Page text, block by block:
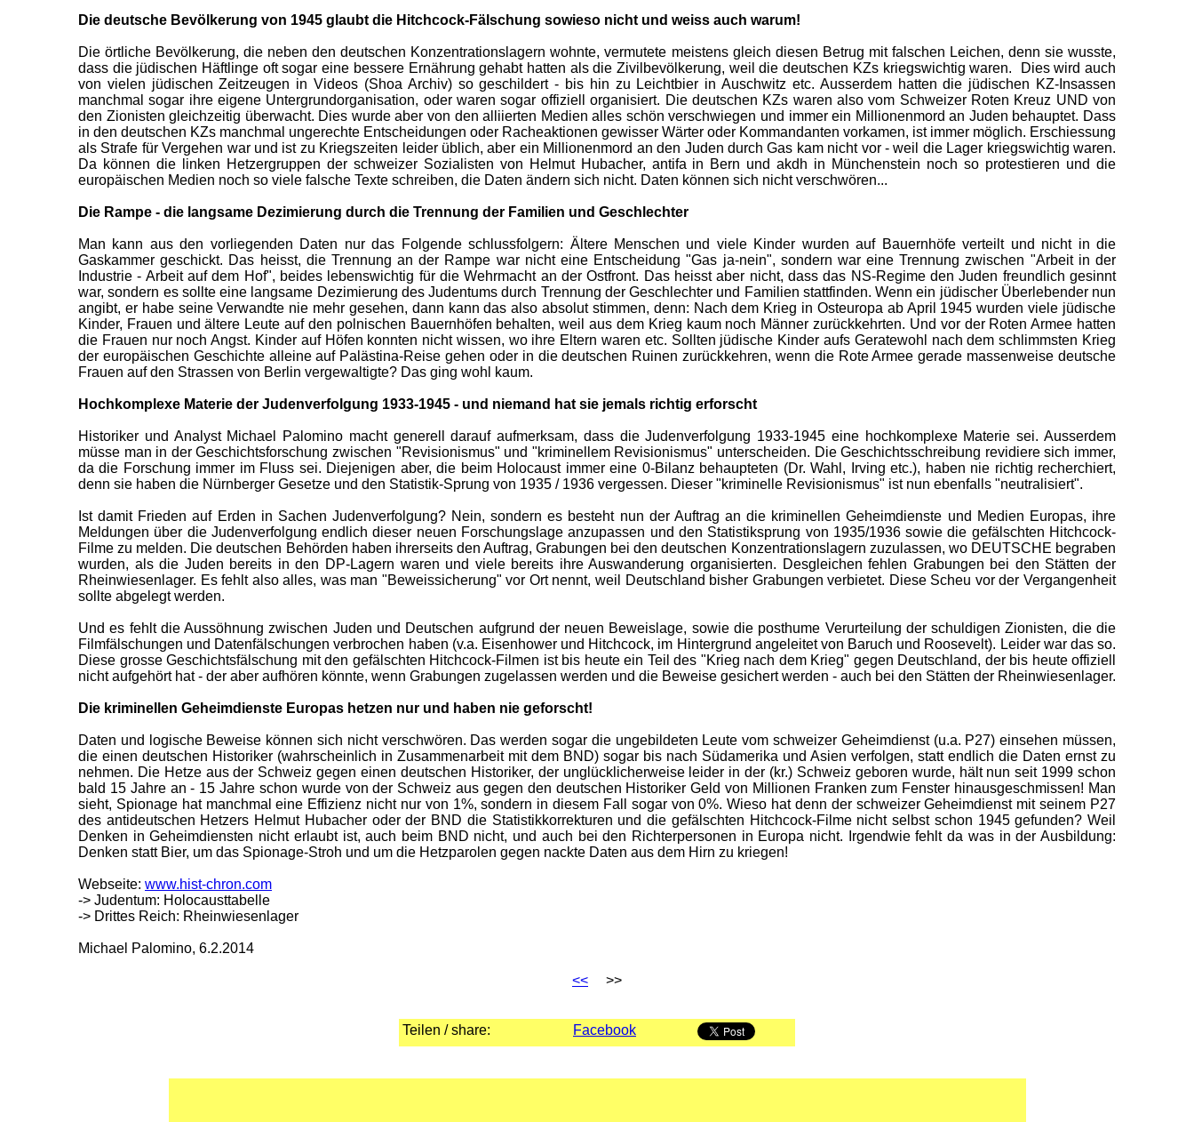
Die deutsche Bevölkerung von 1945 glaubt die Hitchcock-Fälschung sowieso nicht und weiss auch warum!
Die örtliche Bevölkerung, die neben den deutschen Konzentrationslagern wohnte, vermutete meistens gleich diesen Betrug mit falschen Leichen, denn sie wusste,
dass die jüdischen Häftlinge oft sogar eine bessere Ernährung gehabt hatten als die Zivilbevölkerung, weil die deutschen KZs kriegswichtig waren. Dies wird auch
von vielen jüdischen Zeitzeugen in Videos (Shoa Archiv) so geschildert - bis hin zu Leichtbier in Auschwitz etc. Ausserdem hatten die jüdischen KZ-Insassen
manchmal sogar ihre eigene Untergrundorganisation, oder waren sogar offiziell organisiert. Die deutschen KZs waren also vom Schweizer Roten Kreuz UND von
den Zionisten gleichzeitig überwacht. Dies wurde aber von den alliierten Medien alles schön verschwiegen und immer ein Millionenmord an Juden behauptet. Dass
in den deutschen KZs manchmal ungerechte Entscheidungen oder Racheaktionen gewisser Wärter oder Kommandanten vorkamen, ist immer möglich. Erschiessung
als Strafe für Vergehen war und ist zu Kriegszeiten leider üblich, aber ein Millionenmord an den Juden durch Gas kam nicht vor - weil die Lager kriegswichtig waren.
Da können die linken Hetzergruppen der schweizer Sozialisten von Helmut Hubacher, antifa in Bern und akdh in Münchenstein noch so protestieren und die
europäischen Medien noch so viele falsche Texte schreiben, die Daten ändern sich nicht. Daten können sich nicht verschwören...
Die Rampe - die langsame Dezimierung durch die Trennung der Familien und Geschlechter
Man kann aus den vorliegenden Daten nur das Folgende schlussfolgern: Ältere Menschen und viele Kinder wurden auf Bauernhöfe verteilt und nicht in die
Gaskammer geschickt. Das heisst, die Trennung an der Rampe war nicht eine Entscheidung "Gas ja-nein", sondern war eine Trennung zwischen "Arbeit in der
Industrie - Arbeit auf dem Hof", beides lebenswichtig für die Wehrmacht an der Ostfront. Das heisst aber nicht, dass das NS-Regime den Juden freundlich gesinnt
war, sondern es sollte eine langsame Dezimierung des Judentums durch Trennung der Geschlechter und Familien stattfinden. Wenn ein jüdischer Überlebender nun
angibt, er habe seine Verwandte nie mehr gesehen, dann kann das also absolut stimmen, denn: Nach dem Krieg in Osteuropa ab April 1945 wurden viele jüdische
Kinder, Frauen und ältere Leute auf den polnischen Bauernhöfen behalten, weil aus dem Krieg kaum noch Männer zurückkehrten. Und vor der Roten Armee hatten
die Frauen nur noch Angst. Kinder auf Höfen konnten nicht wissen, wo ihre Eltern waren etc. Sollten jüdische Kinder aufs Geratewohl nach dem schlimmsten Krieg
der europäischen Geschichte alleine auf Palästina-Reise gehen oder in die deutschen Ruinen zurückkehren, wenn die Rote Armee gerade massenweise deutsche
Frauen auf den Strassen von Berlin vergewaltigte? Das ging wohl kaum.
Hochkomplexe Materie der Judenverfolgung 1933-1945 - und niemand hat sie jemals richtig erforscht
Historiker und Analyst Michael Palomino macht generell darauf aufmerksam, dass die Judenverfolgung 1933-1945 eine hochkomplexe Materie sei. Ausserdem
müsse man in der Geschichtsforschung zwischen "Revisionismus" und "kriminellem Revisionismus" unterscheiden. Die Geschichtsschreibung revidiere sich immer,
da die Forschung immer im Fluss sei. Diejenigen aber, die beim Holocaust immer eine 0-Bilanz behaupteten (Dr. Wahl, Irving etc.), haben nie richtig recherchiert,
denn sie haben die Nürnberger Gesetze und den Statistik-Sprung von 1935 / 1936 vergessen. Dieser "kriminelle Revisionismus" ist nun ebenfalls "neutralisiert".
Ist damit Frieden auf Erden in Sachen Judenverfolgung? Nein, sondern es besteht nun der Auftrag an die kriminellen Geheimdienste und Medien Europas, ihre
Meldungen über die Judenverfolgung endlich dieser neuen Forschungslage anzupassen und den Statistiksprung von 1935/1936 sowie die gefälschten Hitchcock-
Filme zu melden. Die deutschen Behörden haben ihrerseits den Auftrag, Grabungen bei den deutschen Konzentrationslagern zuzulassen, wo DEUTSCHE begraben
wurden, als die Juden bereits in den DP-Lagern waren und viele bereits ihre Auswanderung organisierten. Desgleichen fehlen Grabungen bei den Stätten der
Rheinwiesenlager. Es fehlt also alles, was man "Beweissicherung" vor Ort nennt, weil Deutschland bisher Grabungen verbietet. Diese Scheu vor der Vergangenheit
sollte abgelegt werden.
Und es fehlt die Aussöhnung zwischen Juden und Deutschen aufgrund der neuen Beweislage, sowie die posthume Verurteilung der schuldigen Zionisten, die die
Filmfälschungen und Datenfälschungen verbrochen haben (v.a. Eisenhower und Hitchcock, im Hintergrund angeleitet von Baruch und Roosevelt). Leider war das so.
Diese grosse Geschichtsfälschung mit den gefälschten Hitchcock-Filmen ist bis heute ein Teil des "Krieg nach dem Krieg" gegen Deutschland, der bis heute offiziell
nicht aufgehört hat - der aber aufhören könnte, wenn Grabungen zugelassen werden und die Beweise gesichert werden - auch bei den Stätten der Rheinwiesenlager.
Die kriminellen Geheimdienste Europas hetzen nur und haben nie geforscht!
Daten und logische Beweise können sich nicht verschwören. Das werden sogar die ungebildeten Leute vom schweizer Geheimdienst (u.a. P27) einsehen müssen,
die einen deutschen Historiker (wahrscheinlich in Zusammenarbeit mit dem BND) sogar bis nach Südamerika und Asien verfolgen, statt endlich die Daten ernst zu
nehmen. Die Hetze aus der Schweiz gegen einen deutschen Historiker, der unglücklicherweise leider in der (kr.) Schweiz geboren wurde, hält nun seit 1999 schon
bald 15 Jahre an - 15 Jahre schon wurde von der Schweiz aus gegen den deutschen Historiker Geld von Millionen Franken zum Fenster hinausgeschmissen! Man
sieht, Spionage hat manchmal eine Effizienz nicht nur von 1%, sondern in diesem Fall sogar von 0%. Wieso hat denn der schweizer Geheimdienst mit seinem P27
des antideutschen Hetzers Helmut Hubacher oder der BND die Statistikkorrekturen und die gefälschten Hitchcock-Filme nicht selbst schon 1945 gefunden? Weil
Denken in Geheimdiensten nicht erlaubt ist, auch beim BND nicht, und auch bei den Richterpersonen in Europa nicht. Irgendwie fehlt da was in der Ausbildung:
Denken statt Bier, um das Spionage-Stroh und um die Hetzparolen gegen nackte Daten aus dem Hirn zu kriegen!
Webseite: www.hist-chron.com
-> Judentum: Holocausttabelle
-> Drittes Reich: Rheinwiesenlager
Michael Palomino, 6.2.2014
<< >>
Teilen / share: Facebook